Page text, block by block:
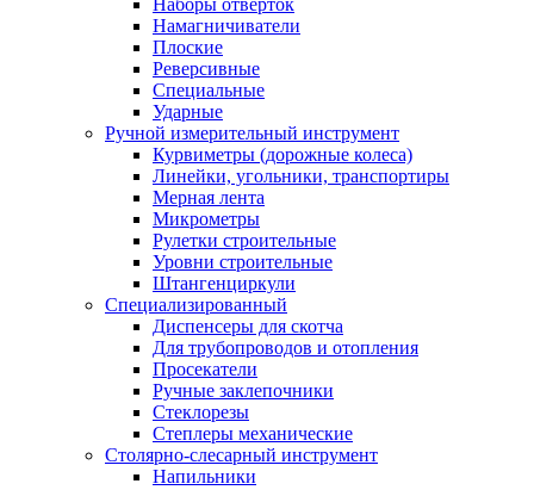
Наборы отверток
Намагничиватели
Плоские
Реверсивные
Специальные
Ударные
Ручной измерительный инструмент
Курвиметры (дорожные колеса)
Линейки, угольники, транспортиры
Мерная лента
Микрометры
Рулетки строительные
Уровни строительные
Штангенциркули
Специализированный
Диспенсеры для скотча
Для трубопроводов и отопления
Просекатели
Ручные заклепочники
Стеклорезы
Степлеры механические
Столярно-слесарный инструмент
Напильники